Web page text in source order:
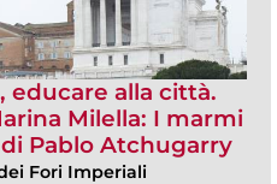
educare alla città.
Milella: I marmi
Pablo Atchugarry
Fori Imperiali